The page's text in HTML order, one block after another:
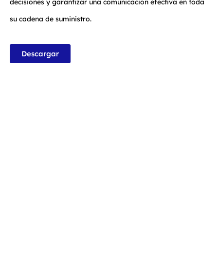
decisiones y garantizar una comunicación efectiva en toda
su cadena de suministro.
Descargar